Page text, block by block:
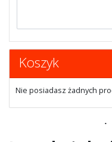
Koszyk
Nie posiadasz żadnych